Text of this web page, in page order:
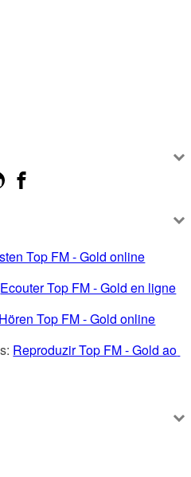
Top FM - Gold online
Ecouter Top FM - Gold en ligne
Hören Top FM - Gold online
Reproduzir Top FM - Gold ao